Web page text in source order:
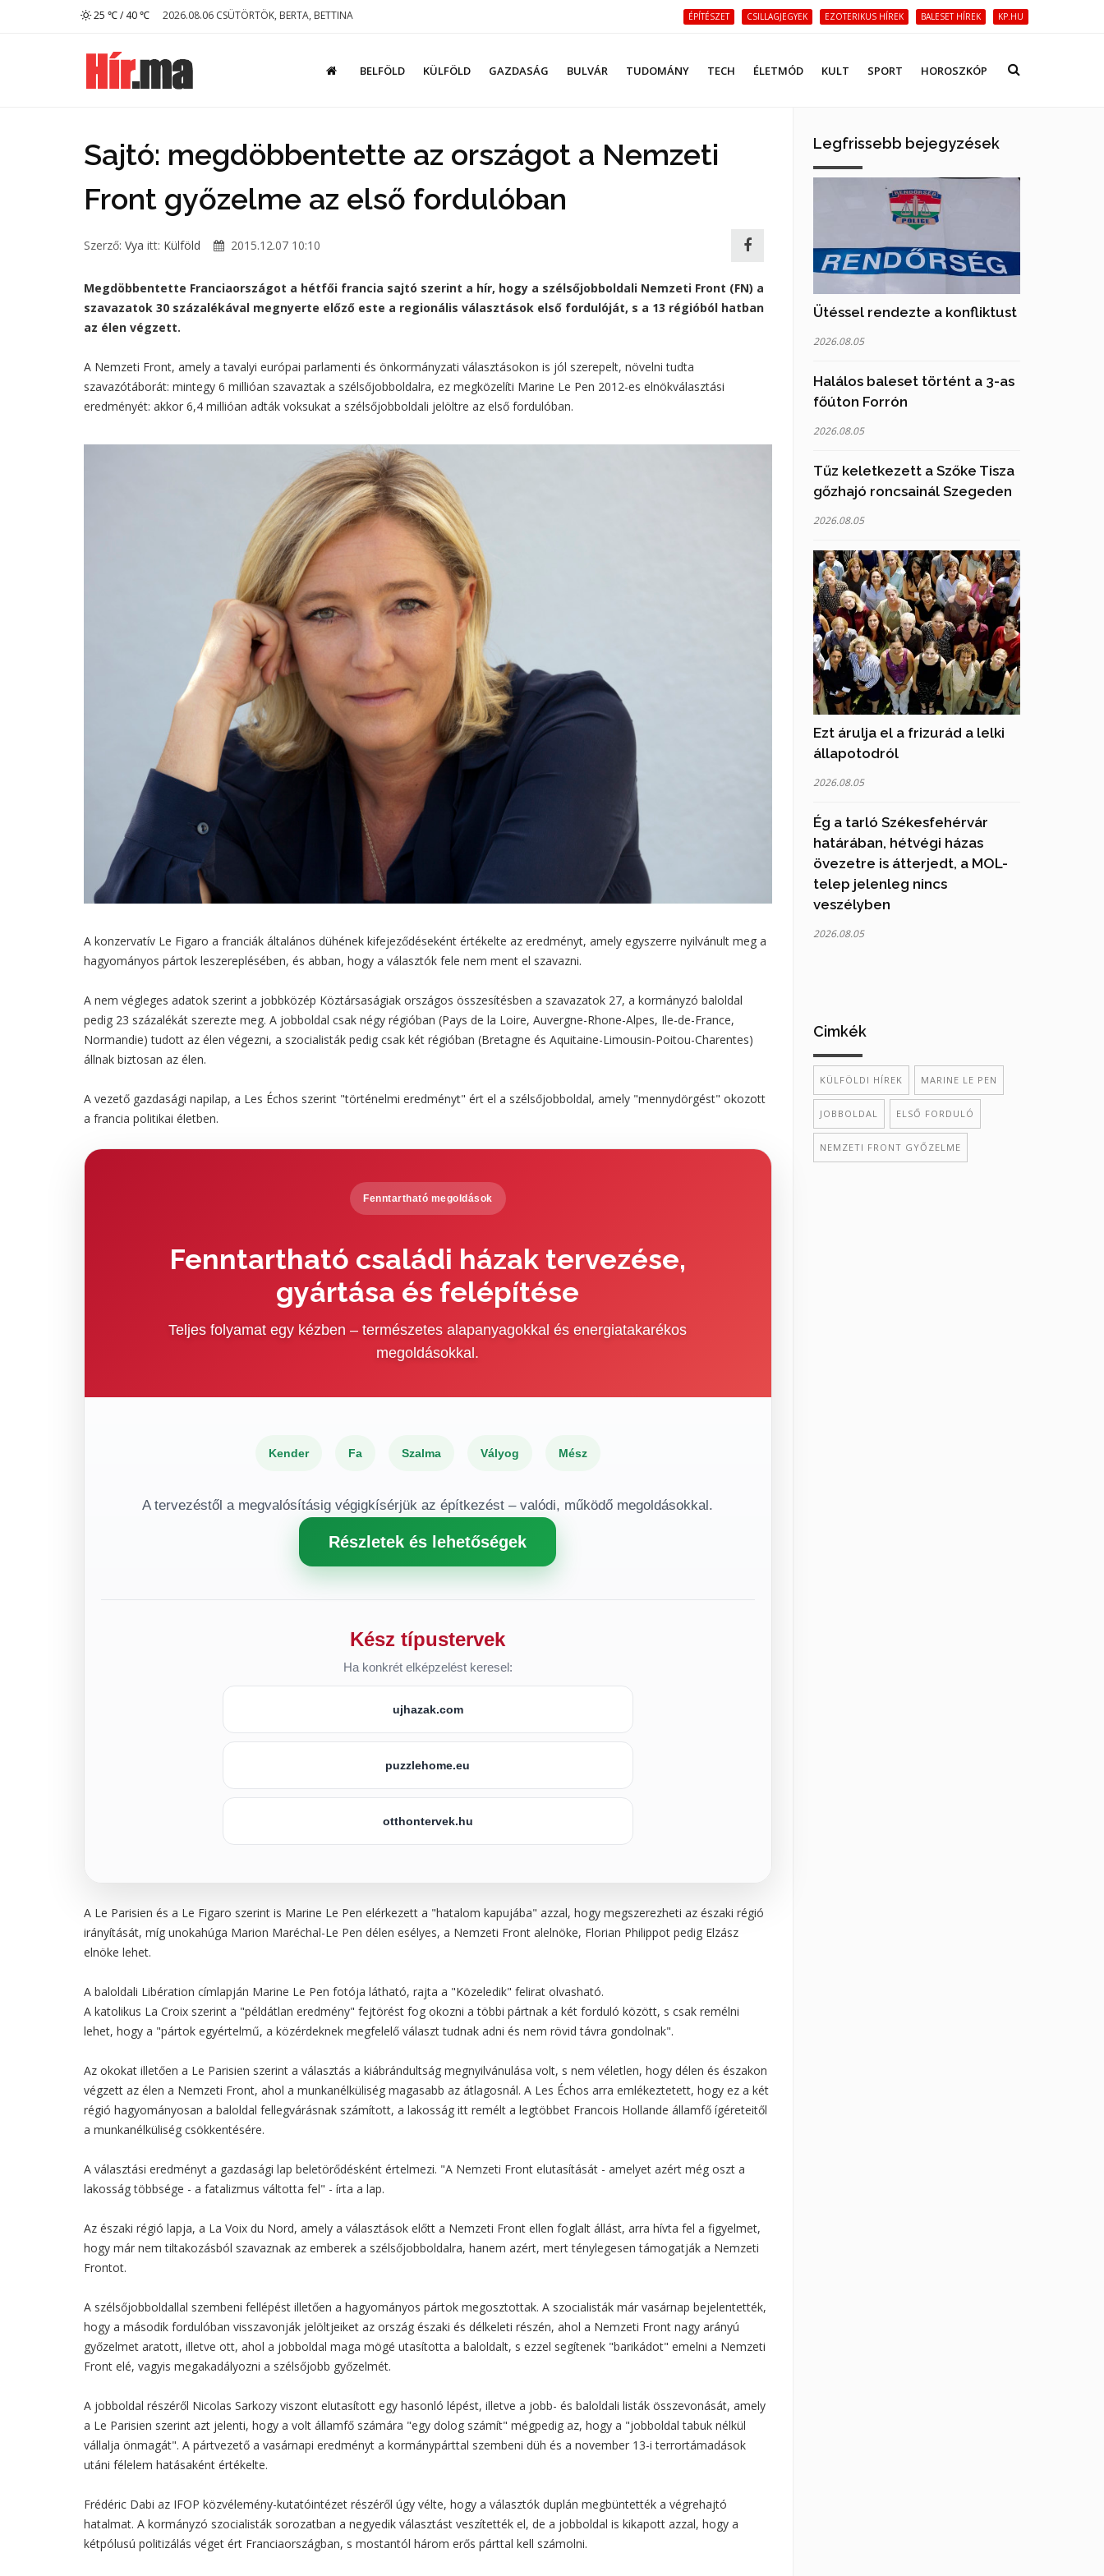
25 ℃ / 40 ℃ 2026.08.06 CSÜTÖRTÖK, BERTA, BETTINA ÉPÍTÉSZET CSILLAGJEGYEK EZOTERIKUS HÍREK BALESET HÍREK KP.HU
BELFÖLD KÜLFÖLD GAZDASÁG BULVÁR TUDOMÁNY TECH ÉLETMÓD KULT SPORT HOROSZKÓP
Sajtó: megdöbbentette az országot a Nemzeti
Front győzelme az első fordulóban
Szerző: Vya itt: Külföld 2015.12.07 10:10
Megdöbbentette Franciaországot a hétfői francia sajtó szerint a hír, hogy a szélsőjobboldali Nemzeti Front (FN) a
szavazatok 30 százalékával megnyerte előző este a regionális választások első fordulóját, s a 13 régióból hatban
az élen végzett.
A Nemzeti Front, amely a tavalyi európai parlamenti és önkormányzati választásokon is jól szerepelt, növelni tudta
szavazótáborát: mintegy 6 millióan szavaztak a szélsőjobboldalra, ez megközelíti Marine Le Pen 2012-es elnökválasztási
eredményét: akkor 6,4 millióan adták voksukat a szélsőjobboldali jelöltre az első fordulóban.
A konzervatív Le Figaro a franciák általános dühének kifejeződéseként értékelte az eredményt, amely egyszerre nyilvánult meg a
hagyományos pártok leszereplésében, és abban, hogy a választók fele nem ment el szavazni.
A nem végleges adatok szerint a jobbközép Köztársaságiak országos összesítésben a szavazatok 27, a kormányzó baloldal
pedig 23 százalékát szerezte meg. A jobboldal csak négy régióban (Pays de la Loire, Auvergne-Rhone-Alpes, Ile-de-France,
Normandie) tudott az élen végezni, a szocialisták pedig csak két régióban (Bretagne és Aquitaine-Limousin-Poitou-Charentes)
állnak biztosan az élen.
A vezető gazdasági napilap, a Les Échos szerint "történelmi eredményt" ért el a szélsőjobboldal, amely "mennydörgést" okozott
a francia politikai életben.
Fenntartható megoldások
Fenntartható családi házak tervezése,
gyártása és felépítése
Teljes folyamat egy kézben – természetes alapanyagokkal és energiatakarékos
megoldásokkal.
Kender Fa Szalma Vályog Mész
A tervezéstől a megvalósításig végigkísérjük az építkezést – valódi, működő megoldásokkal.
Részletek és lehetőségek
Kész típustervek
Ha konkrét elképzelést keresel:
ujhazak.com
puzzlehome.eu
otthontervek.hu
A Le Parisien és a Le Figaro szerint is Marine Le Pen elérkezett a "hatalom kapujába" azzal, hogy megszerezheti az északi régió
irányítását, míg unokahúga Marion Maréchal-Le Pen délen esélyes, a Nemzeti Front alelnöke, Florian Philippot pedig Elzász
elnöke lehet.
A baloldali Libération címlapján Marine Le Pen fotója látható, rajta a "Közeledik" felirat olvasható.
A katolikus La Croix szerint a "példátlan eredmény" fejtörést fog okozni a többi pártnak a két forduló között, s csak remélni
lehet, hogy a "pártok egyértelmű, a közérdeknek megfelelő választ tudnak adni és nem rövid távra gondolnak".
Az okokat illetően a Le Parisien szerint a választás a kiábrándultság megnyilvánulása volt, s nem véletlen, hogy délen és északon
végzett az élen a Nemzeti Front, ahol a munkanélküliség magasabb az átlagosnál. A Les Échos arra emlékeztetett, hogy ez a két
régió hagyományosan a baloldal fellegvárásnak számított, a lakosság itt remélt a legtöbbet Francois Hollande államfő ígéreteitől
a munkanélküliség csökkentésére.
A választási eredményt a gazdasági lap beletörődésként értelmezi. "A Nemzeti Front elutasítását - amelyet azért még oszt a
lakosság többsége - a fatalizmus váltotta fel" - írta a lap.
Az északi régió lapja, a La Voix du Nord, amely a választások előtt a Nemzeti Front ellen foglalt állást, arra hívta fel a figyelmet,
hogy már nem tiltakozásból szavaznak az emberek a szélsőjobboldalra, hanem azért, mert ténylegesen támogatják a Nemzeti
Frontot.
A szélsőjobboldallal szembeni fellépést illetően a hagyományos pártok megosztottak. A szocialisták már vasárnap bejelentették,
hogy a második fordulóban visszavonják jelöltjeiket az ország északi és délkeleti részén, ahol a Nemzeti Front nagy arányú
győzelmet aratott, illetve ott, ahol a jobboldal maga mögé utasította a baloldalt, s ezzel segítenek "barikádot" emelni a Nemzeti
Front elé, vagyis megakadályozni a szélsőjobb győzelmét.
A jobboldal részéről Nicolas Sarkozy viszont elutasított egy hasonló lépést, illetve a jobb- és baloldali listák összevonását, amely
a Le Parisien szerint azt jelenti, hogy a volt államfő számára "egy dolog számít" mégpedig az, hogy a "jobboldal tabuk nélkül
vállalja önmagát". A pártvezető a vasárnapi eredményt a kormánypárttal szembeni düh és a november 13-i terrortámadások
utáni félelem hatásaként értékelte.
Frédéric Dabi az IFOP közvélemény-kutatóintézet részéről úgy vélte, hogy a választók duplán megbüntették a végrehajtó
hatalmat. A kormányzó szocialisták sorozatban a negyedik választást veszítették el, de a jobboldal is kikapott azzal, hogy a
kétpólusú politizálás véget ért Franciaországban, s mostantól három erős párttal kell számolni.
Legfrissebb bejegyzések
Ütéssel rendezte a konfliktust
2026.08.05
Halálos baleset történt a 3-as
főúton Forrón
2026.08.05
Tűz keletkezett a Szőke Tisza
gőzhajó roncsainál Szegeden
2026.08.05
Ezt árulja el a frizurád a lelki
állapotodról
2026.08.05
Ég a tarló Székesfehérvár
határában, hétvégi házas
övezetre is átterjedt, a MOL-
telep jelenleg nincs
veszélyben
2026.08.05
Cimkék
KÜLFÖLDI HÍREK MARINE LE PEN
JOBBOLDAL ELSŐ FORDULÓ
NEMZETI FRONT GYŐZELME